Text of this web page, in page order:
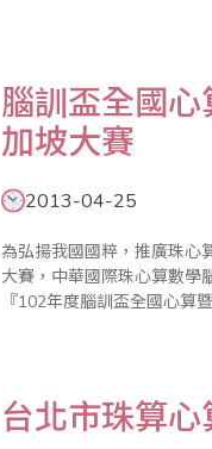
腦訓盃全國
加坡大賽
2013-04-25
為弘揚我國國粹，推廣珠心
大賽，中華國際珠心算數學
『102年度腦訓盃全國心算暨數學競賽
台北市珠算